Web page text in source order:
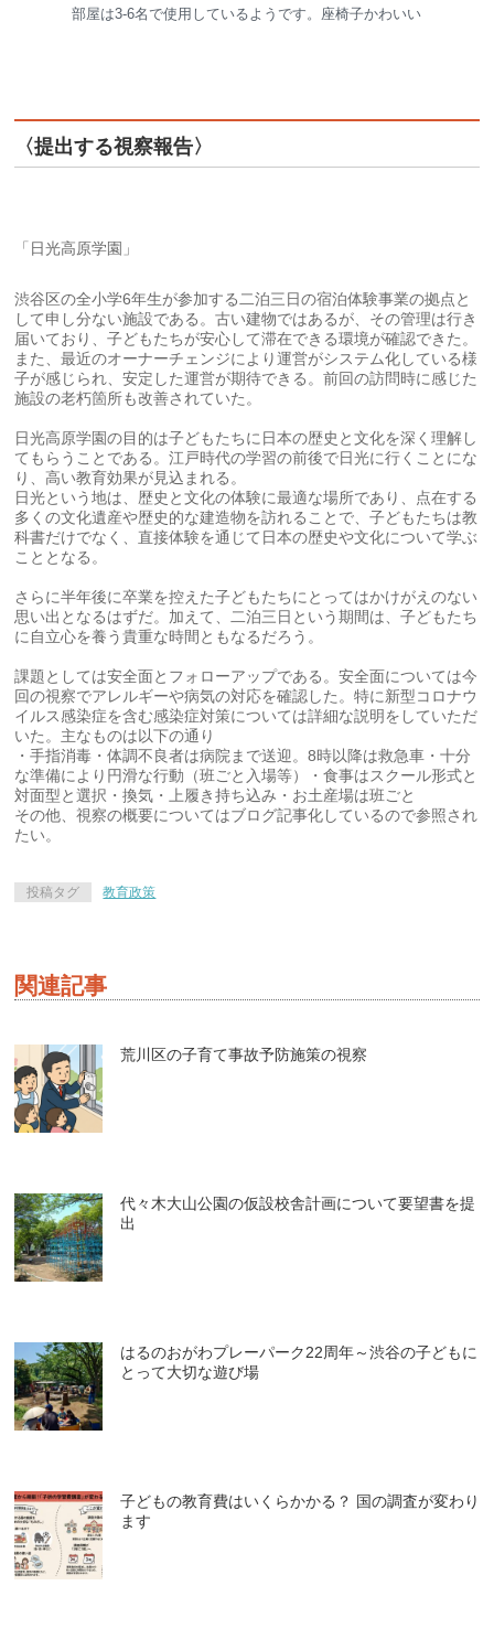
部屋は3-6名で使用しているようです。座椅子かわいい
〈提出する視察報告〉
「日光高原学園」
渋谷区の全小学6年生が参加する二泊三日の宿泊体験事業の拠点と
して申し分ない施設である。古い建物ではあるが、その管理は行き
届いており、子どもたちが安心して滞在できる環境が確認できた。
また、最近のオーナーチェンジにより運営がシステム化している様
子が感じられ、安定した運営が期待できる。前回の訪問時に感じた
施設の老朽箇所も改善されていた。
日光高原学園の目的は子どもたちに日本の歴史と文化を深く理解し
てもらうことである。江戸時代の学習の前後で日光に行くことにな
り、高い教育効果が見込まれる。
日光という地は、歴史と文化の体験に最適な場所であり、点在する
多くの文化遺産や歴史的な建造物を訪れることで、子どもたちは教
科書だけでなく、直接体験を通じて日本の歴史や文化について学ぶ
こととなる。
さらに半年後に卒業を控えた子どもたちにとってはかけがえのない
思い出となるはずだ。加えて、二泊三日という期間は、子どもたち
に自立心を養う貴重な時間ともなるだろう。
課題としては安全面とフォローアップである。安全面については今
回の視察でアレルギーや病気の対応を確認した。特に新型コロナウ
イルス感染症を含む感染症対策については詳細な説明をしていただ
いた。主なものは以下の通り
・手指消毒・体調不良者は病院まで送迎。8時以降は救急車・十分
な準備により円滑な行動（班ごと入場等）・食事はスクール形式と
対面型と選択・換気・上履き持ち込み・お土産場は班ごと
その他、視察の概要についてはブログ記事化しているので参照され
たい。
投稿タグ 教育政策
関連記事
荒川区の子育て事故予防施策の視察
代々木大山公園の仮設校舎計画について要望書を提
出
はるのおがわプレーパーク22周年～渋谷の子どもに
とって大切な遊び場
子どもの教育費はいくらかかる？ 国の調査が変わり
ます